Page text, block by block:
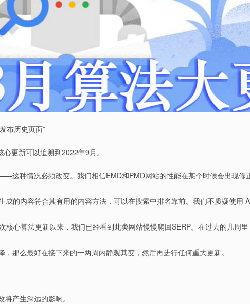
布历史页面”
更新可以追溯到2022年9月。
这种情况必须改变。我们相信EMD和PMD网站的性能在某个时候会出现修
的内容符合其有用的内容方法，可以在搜索中排名靠前。我们不质疑使用
心算法更新以来，我们已经看到此类网站慢慢爬回SERP。在过去的几周
那么最好在接下来的一两周内静观其变，然后再进行任何重大更新。
产生深远的影响。